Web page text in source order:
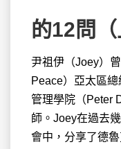
的12問（
尹祖伊（Joey）
Peace）亞太區
管理學院（Peter
師。Joey在過去
會中，分享了德